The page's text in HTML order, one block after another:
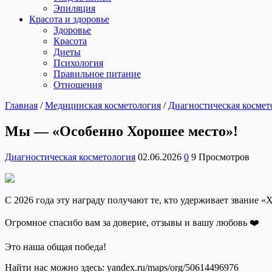
Эпиляция
Красота и здоровье
Здоровье
Красота
Диеты
Психология
Правильное питание
Отношения
Главная / Медицинская косметология / Диагностическая
Мы — «Особенно Хорошее место»!
Диагностическая косметология 02.06.2026 0 9 Просмотров
С 2026 года эту награду получают те, кто удерживает звание
Огромное спасибо вам за доверие, отзывы и вашу любовь ❤️
Это наша общая победа!
Найти нас можно здесь: yandex.ru/maps/org/50614496976